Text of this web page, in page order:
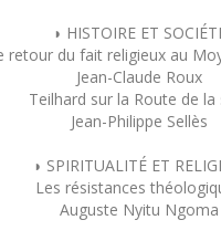
◗ HISTOIRE ET
retour du fait religieux au
Jean-Claude Roux
Teilhard sur la Route de la
Jean-Philippe Sellès
◗ SPIRITUALITÉ ET
Les résistances
Auguste Nyitu Ngoma